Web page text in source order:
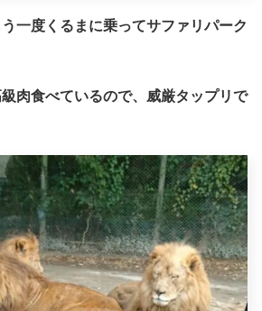
一度くるまに乗ってサファリパーク
肉食べているので、威厳タップリで